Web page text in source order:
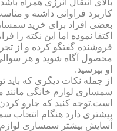
کاربرد فراوانی داشته و
بعضی افراد برای خرید
اکتفا نموده اما این نکته را
فروشنده گفتگو کرده و از
محصول آگاه شوید و هر
او بپرسید.
از جمله نکات دیگری که
سمساری لوازم خانگی
است.توجه کنید که جارو
بیشتری دارد هنگام انتخاب
آسایش بیشتر سمساری